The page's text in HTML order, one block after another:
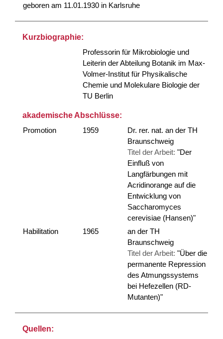
geboren am 11.01.1930 in Karlsruhe
Kurzbiographie:
Professorin für Mikrobiologie und
Leiterin der Abteilung Botanik im Max-
Volmer-Institut für Physikalische
Chemie und Molekulare Biologie der
TU Berlin
akademische Abschlüsse:
Promotion
1959
Dr. rer. nat. an der TH
Braunschweig
Titel der Arbeit: "Der
Einfluß von
Langfärbungen mit
Acridinorange auf die
Entwicklung von
Saccharomyces
cerevisiae (Hansen)"
Habilitation
1965
an der TH
Braunschweig
Titel der Arbeit: "Über die
permanente Repression
des Atmungssystems
bei Hefezellen (RD-
Mutanten)"
Quellen: